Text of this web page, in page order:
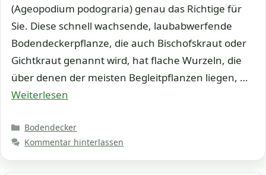
(Ageopodium podograria) genau das Richtige für
Sie. Diese schnell wachsende, laubabwerfende
Bodendeckerpflanze, die auch Bischofskraut oder
Gichtkraut genannt wird, hat flache Wurzeln, die
über denen der meisten Begleitpflanzen liegen, …
Weiterlesen
Kategorien
Bodendecker
Kommentar hinterlassen